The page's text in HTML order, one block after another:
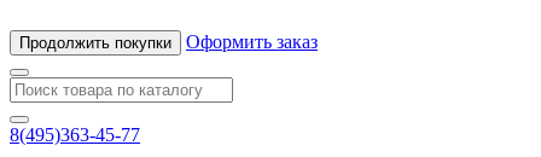
Продолжить покупки Оформить заказ
8(495)363-45-77